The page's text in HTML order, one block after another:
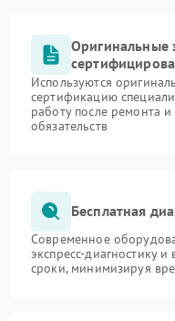
Оригинальные
Используются
сертификацию
работу после ремонта
обязательств
Бесплатная
Современное
экспресс-диагностику
сроки, минимизируя